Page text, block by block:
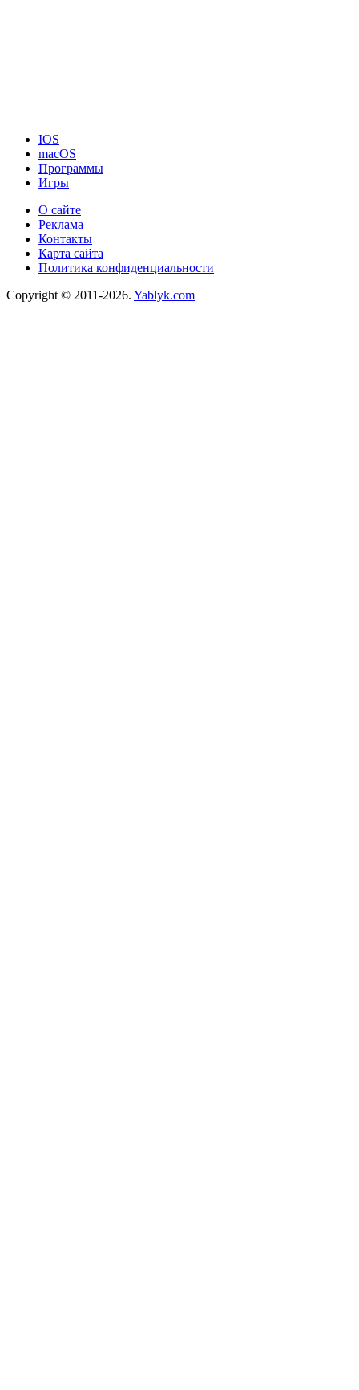
IOS
macOS
Программы
Игры
О сайте
Реклама
Контакты
Карта сайта
Политика конфиденциальности
Copyright © 2011-2026. Yablyk.сom